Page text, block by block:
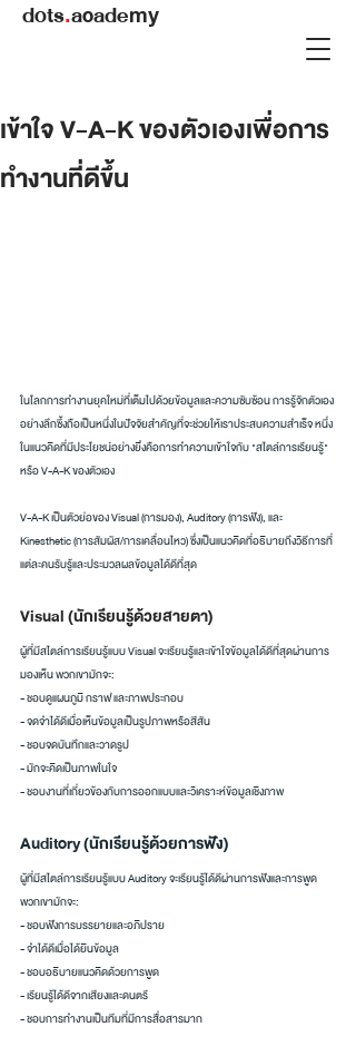
dots.academy
เข้าใจ V-A-K ของตัวเองเพื่อการ
ทำงานที่ดีขึ้น
ในโลกการทำงานยุคใหม่ที่เต็มไปด้วยข้อมูลและความซับซ้อน การรู้จักตัวเอง
อย่างลึกซึ้งถือเป็นหนึ่งในปัจจัยสำคัญที่จะช่วยให้เราประสบความสำเร็จ หนึ่ง
ในแนวคิดที่มีประโยชน์อย่างยิ่งคือการทำความเข้าใจกับ "สไตล์การเรียนรู้"
หรือ V-A-K ของตัวเอง
V-A-K เป็นตัวย่อของ Visual (การมอง), Auditory (การฟัง), และ
Kinesthetic (การสัมผัส/การเคลื่อนไหว) ซึ่งเป็นแนวคิดที่อธิบายถึงวิธีการที่
แต่ละคนรับรู้และประมวลผลข้อมูลได้ดีที่สุด
Visual (นักเรียนรู้ด้วยสายตา)
ผู้ที่มีสไตล์การเรียนรู้แบบ Visual จะเรียนรู้และเข้าใจข้อมูลได้ดีที่สุดผ่านการ
มองเห็น พวกเขามักจะ:
- ชอบดูแผนภูมิ กราฟ และภาพประกอบ
- จดจำได้ดีเมื่อเห็นข้อมูลเป็นรูปภาพหรือสีสัน
- ชอบจดบันทึกและวาดรูป
- มักจะคิดเป็นภาพในใจ
- ชอบงานที่เกี่ยวข้องกับการออกแบบและวิเคราะห์ข้อมูลเชิงภาพ
Auditory (นักเรียนรู้ด้วยการฟัง)
ผู้ที่มีสไตล์การเรียนรู้แบบ Auditory จะเรียนรู้ได้ดีผ่านการฟังและการพูด
พวกเขามักจะ:
- ชอบฟังการบรรยายและอภิปราย
- จำได้ดีเมื่อได้ยินข้อมูล
- ชอบอธิบายแนวคิดด้วยการพูด
- เรียนรู้ได้ดีจากเสียงและดนตรี
- ชอบการทำงานเป็นทีมที่มีการสื่อสารมาก